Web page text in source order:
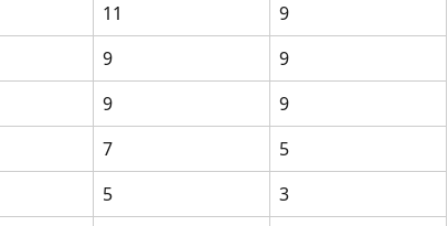
11
9
9
9
9
9
7
5
5
3